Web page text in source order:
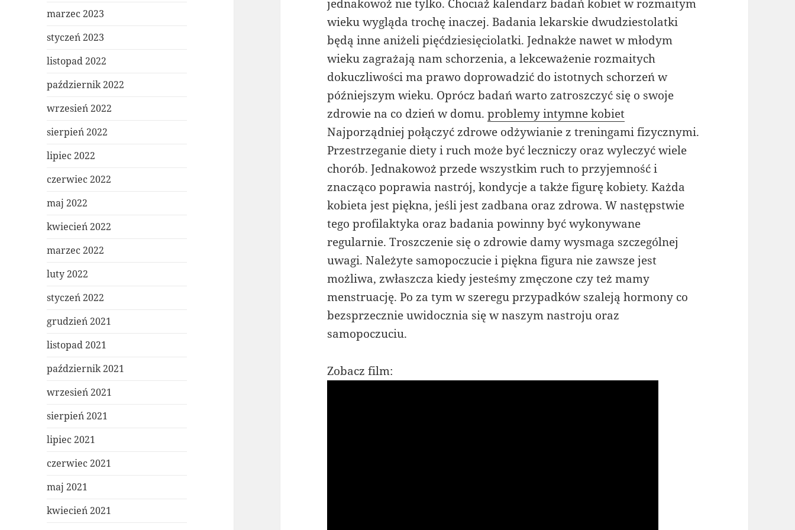
marzec 2023
styczeń 2023
listopad 2022
październik 2022
wrzesień 2022
sierpień 2022
lipiec 2022
czerwiec 2022
maj 2022
kwiecień 2022
marzec 2022
luty 2022
styczeń 2022
grudzień 2021
listopad 2021
październik 2021
wrzesień 2021
sierpień 2021
lipiec 2021
czerwiec 2021
maj 2021
kwiecień 2021
jednakowoż nie tylko. Chociaż kalendarz badań kobiet w rozmaitym
wieku wygląda trochę inaczej. Badania lekarskie dwudziestolatki
będą inne aniżeli pięćdziesięciolatki. Jednakże nawet w młodym
wieku zagrażają nam schorzenia, a lekceważenie rozmaitych
dokuczliwości ma prawo doprowadzić do istotnych schorzeń w
późniejszym wieku. Oprócz badań warto zatroszczyć się o swoje
zdrowie na co dzień w domu.problemy intymne kobiet
Najporządniej połączyć zdrowe odżywianie z treningami fizycznymi.
Przestrzeganie diety i ruch może być leczniczy oraz wyleczyć wiele
chorób. Jednakowoż przede wszystkim ruch to przyjemność i
znacząco poprawia nastrój, kondycje a także figurę kobiety. Każda
kobieta jest piękna, jeśli jest zadbana oraz zdrowa. W następstwie
tego profilaktyka oraz badania powinny być wykonywane
regularnie. Troszczenie się o zdrowie damy wysmaga szczególnej
uwagi. Należyte samopoczucie i piękna figura nie zawsze jest
możliwa, zwłaszcza kiedy jesteśmy zmęczone czy też mamy
menstruację. Po za tym w szeregu przypadków szaleją hormony co
bezsprzecznie uwidocznia się w naszym nastroju oraz
samopoczuciu.
Zobacz film: